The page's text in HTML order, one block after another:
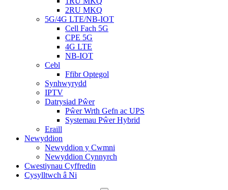
2RU MKQ
5G/4G LTE/NB-IOT
Cell Fach 5G
CPE 5G
4G LTE
NB-IOT
Cebl
Ffibr Optegol
Synhwyrydd
IPTV
Datrysiad Pŵer
Pŵer Wrth Gefn ac UPS
Systemau Pŵer Hybrid
Eraill
Newyddion
Newyddion y Cwmni
Newyddion Cynnyrch
Cwestiynau Cyffredin
Cysylltwch â Ni